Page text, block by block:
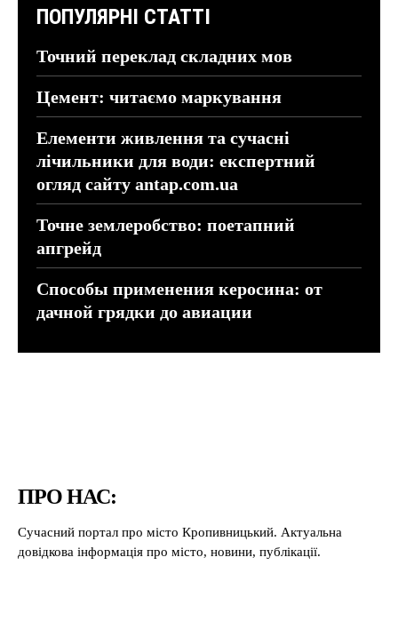
ПОПУЛЯРНІ СТАТТІ
Точний переклад складних мов
Цемент: читаємо маркування
Елементи живлення та сучасні
лічильники для води: експертний
огляд сайту antap.com.ua
Точне землеробство: поетапний
апгрейд
Способы применения керосина: от
дачной грядки до авиации
ПРО НАС:
Сучасний портал про місто Кропивницький. Актуальна
довідкова інформація про місто, новини, публікації.